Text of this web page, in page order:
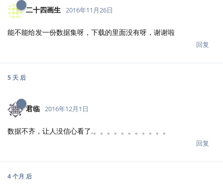
二十四画生 2016年11月26日
能不能给发一份数据集呀，下载的里面没有呀，谢谢啦
回复
5 天 后
君临 2016年12月1日
数据不齐，让人没信心看了.。。。。。。。。。。。
回复
4 个月 后